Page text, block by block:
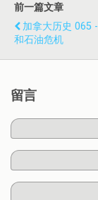
前一篇文章
加拿大历史 065
和石油危机
留言